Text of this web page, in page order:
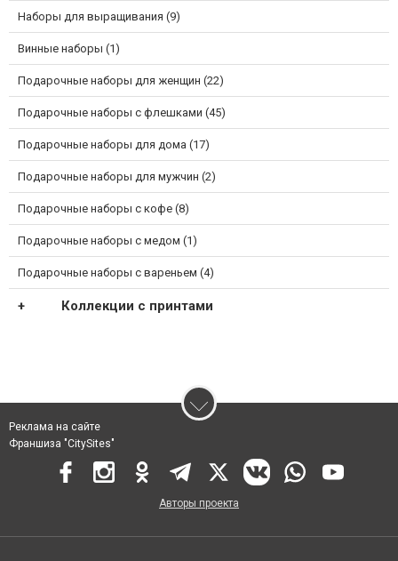
Наборы для выращивания (9)
Винные наборы (1)
Подарочные наборы для женщин (22)
Подарочные наборы с флешками (45)
Подарочные наборы для дома (17)
Подарочные наборы для мужчин (2)
Подарочные наборы с кофе (8)
Подарочные наборы с медом (1)
Подарочные наборы с вареньем (4)
Коллекции с принтами
Реклама на сайте
Франшиза "CitySites"
Авторы проекта